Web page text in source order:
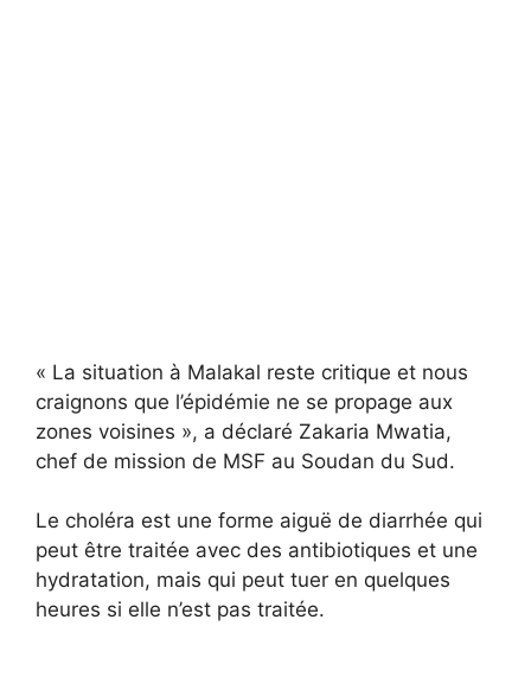
« La situation à Malakal reste critique et nous
craignons que l’épidémie ne se propage aux
zones voisines », a déclaré Zakaria Mwatia,
chef de mission de MSF au Soudan du Sud.
Le choléra est une forme aiguë de diarrhée qui
peut être traitée avec des antibiotiques et une
hydratation, mais qui peut tuer en quelques
heures si elle n’est pas traitée.